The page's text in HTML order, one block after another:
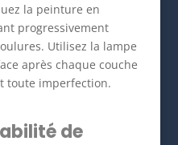
la peinture en
progressivement
Utilisez la lampe
après chaque couche
toute imperfection.
de